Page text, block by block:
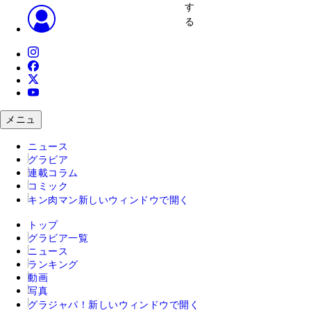
す
る
メニュ
ニュース
グラビア
連載コラム
コミック
キン肉マン 新しいウィンドウで開く
トップ
グラビア一覧
ニュース
ランキング
動画
写真
グラジャパ！ 新しいウィンドウで開く